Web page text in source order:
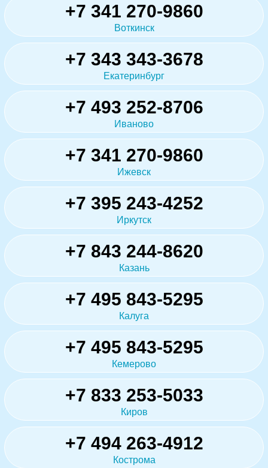
+7 341 270-9860
Воткинск
+7 343 343-3678
Екатеринбург
+7 493 252-8706
Иваново
+7 341 270-9860
Ижевск
+7 395 243-4252
Иркутск
+7 843 244-8620
Казань
+7 495 843-5295
Калуга
+7 495 843-5295
Кемерово
+7 833 253-5033
Киров
+7 494 263-4912
Кострома